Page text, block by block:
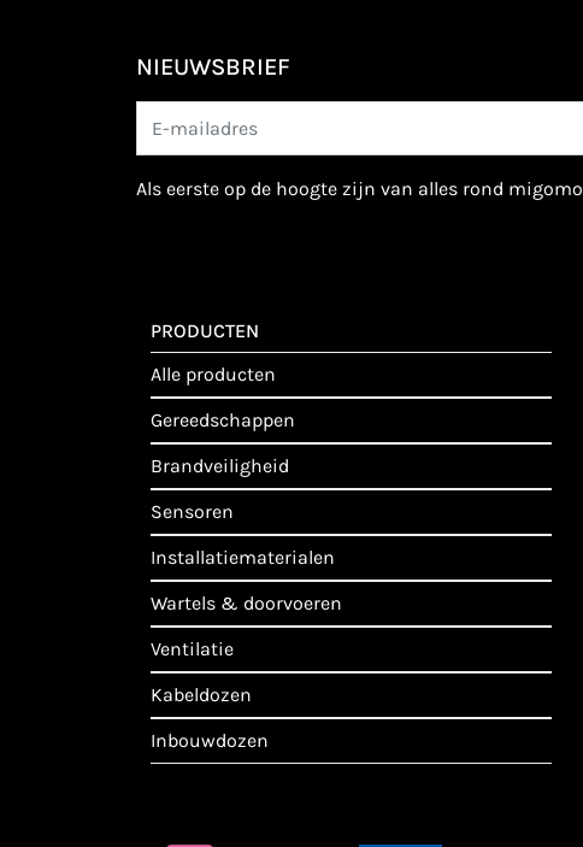
NIEUWSBRIEF
als eerste op de hoogte zijn van alles rond migomo
PRODUCTEN
alle producten
gereedschappen
brandveiligheid
sensoren
installatiematerialen
wartels & doorvoeren
ventilatie
kabeldozen
inbouwdozen